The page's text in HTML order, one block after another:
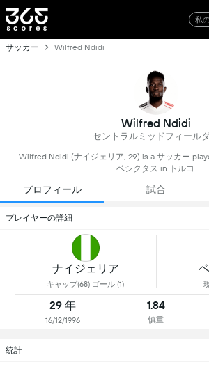
私
サッカー Wilfred Ndidi
Wilfred Ndidi
セントラルミッドフィール
Wilfred Ndidi (ナイジェリア, 29) is a サッカー
ベシクタス in トルコ.
プロフィール 試合
プレイヤーの詳細
ナイジェリア
キャップ(68) ゴール (1)
29 年
16/12/1996
1.84
慎重
統計